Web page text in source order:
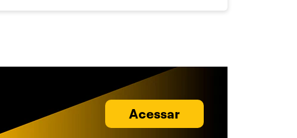
Acessar